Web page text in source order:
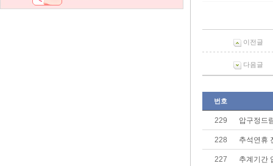
이전글
다음글
번호
229 압구정드
228 추석연휴
227 추계기간